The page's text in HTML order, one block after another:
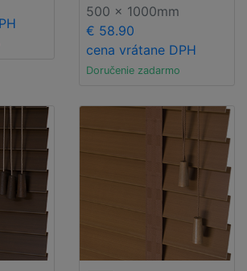
500 x 1000mm
€ 58.90
cena vrátane DPH
Doručenie zadarmo